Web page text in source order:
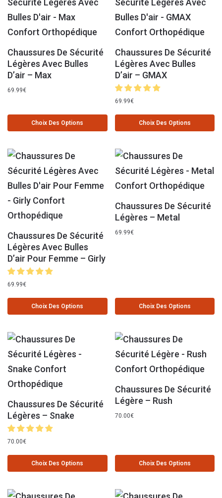
Chaussures De Sécurité
Légères Avec Bulles
D’air – Max
69.99€
Choix Des Options
Chaussures De Sécurité
Légères Avec Bulles
D’air – GMAX
69.99€
Choix Des Options
Chaussures De Sécurité
Légères Avec Bulles
D’air Pour Femme – Girly
69.99€
Choix Des Options
Chaussures De Sécurité
Légères – Metal
69.99€
Choix Des Options
Chaussures De Sécurité
Légères – Snake
70.00€
Choix Des Options
Chaussures De Sécurité
Légère – Rush
70.00€
Choix Des Options